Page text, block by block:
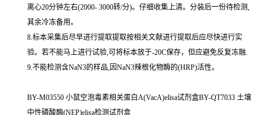
离心20分钟左右(2000- 3000转/分)。仔细收集上清。分装后一份待检测,
其余冷冻备用。
8.标本采集后尽早进行提取提取按相关文献进行提取后应尽快进行实
验。若不能马上进行试验,可将标本放于-20C保存，但应避免反复冻融.
9.不能检测含NaN3的样品,因NaN3辣根化物酶的(HRP)活性。
BY-M03550 小鼠空泡毒素相关蛋白A(VacA)elisa试剂盒BY-QT7033 土壤
中性磷酸酶(NEP)elisa检测试剂盒